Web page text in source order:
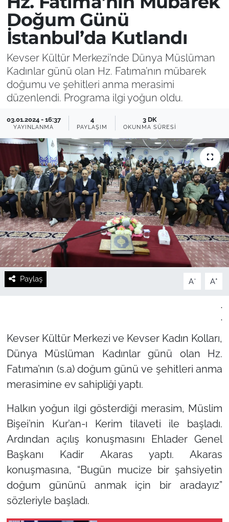
Doğum Günü
İstanbul’da Kutlandı
Kevser Kültür Merkezi’nde Dünya Müslüman
Kadınlar günü olan Hz. Fatıma’nın mübarek
doğumu ve şehitleri anma merasimi
düzenlendi. Programa ilgi yoğun oldu.
03.01.2024 - 16:37
YAYINLANMA
4
PAYLAŞIM
3 DK
OKUNMA SÜRESI
Paylaş A- A+
.
.
Kevser Kültür Merkezi ve Kevser Kadın Kolları,
Dünya Müslüman Kadınlar günü olan Hz.
Fatıma’nın (s.a) doğum günü ve şehitleri anma
merasimine ev sahipliği yaptı.
Halkın yoğun ilgi gösterdiği merasim, Müslim
Bişei’nin Kur’an-ı Kerim tilaveti ile başladı.
Ardından açılış konuşmasını Ehlader Genel
Başkanı Kadir Akaras yaptı. Akaras
konuşmasına, “Bugün mucize bir şahsiyetin
doğum gününü anmak için bir aradayız”
sözleriyle başladı.